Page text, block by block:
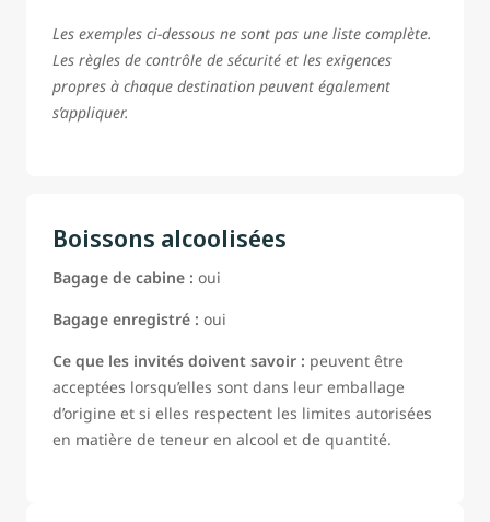
Les exemples ci-dessous ne sont pas une liste complète.
Les règles de contrôle de sécurité et les exigences
propres à chaque destination peuvent également
s’appliquer.
Boissons alcoolisées
Bagage de cabine : oui
Bagage enregistré : oui
Ce que les invités doivent savoir : peuvent être
acceptées lorsqu’elles sont dans leur emballage
d’origine et si elles respectent les limites autorisées
en matière de teneur en alcool et de quantité.